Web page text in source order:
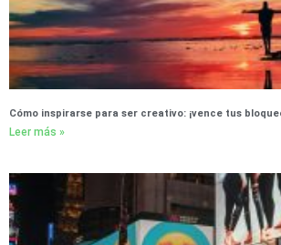
Cómo inspirarse para ser creativo: ¡vence tus
Leer más »